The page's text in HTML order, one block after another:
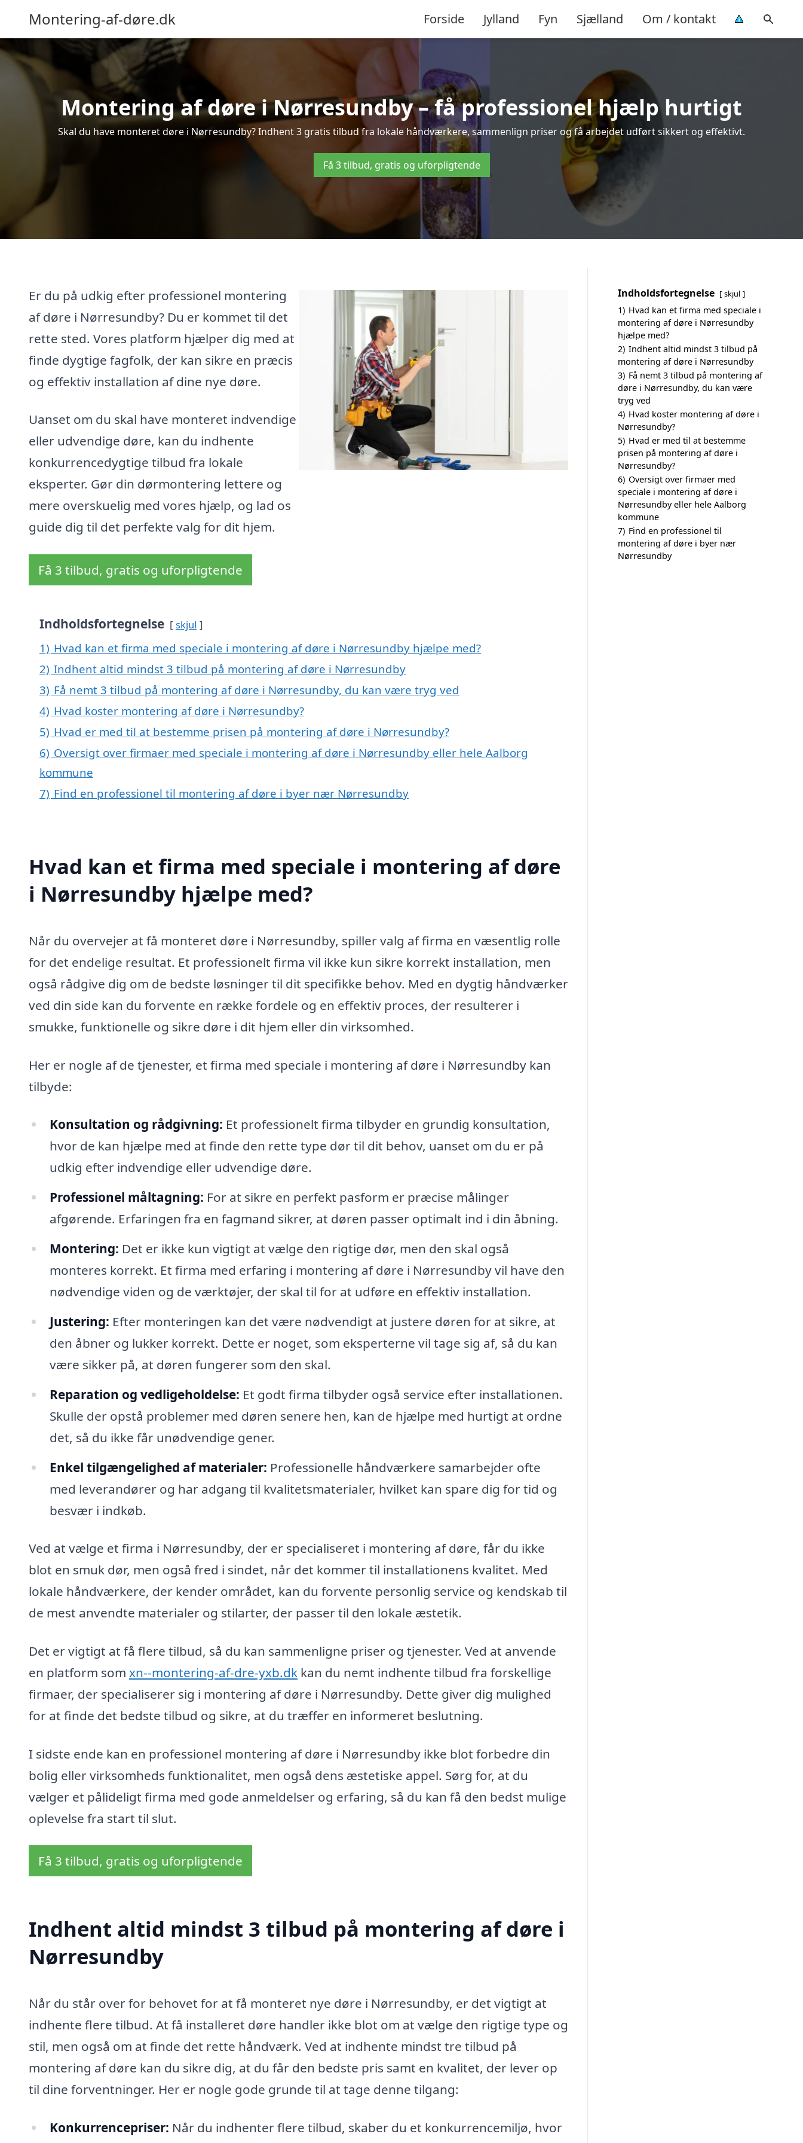
Montering-af-døre.dk Forside Jylland Fyn Sjælland Om / kontakt
Montering af døre i Nørresundby – få professionel hjælp hurtigt
Skal du have monteret døre i Nørresundby? Indhent 3 gratis tilbud fra lokale håndværkere, sammenlign priser og få arbejdet udført sikkert og effektivt.
Få 3 tilbud, gratis og uforpligtende
Er du på udkig efter professionel montering
af døre i Nørresundby? Du er kommet til det
rette sted. Vores platform hjælper dig med at
finde dygtige fagfolk, der kan sikre en præcis
og effektiv installation af dine nye døre.
Uanset om du skal have monteret indvendige
eller udvendige døre, kan du indhente
konkurrencedygtige tilbud fra lokale
eksperter. Gør din dørmontering lettere og
mere overskuelig med vores hjælp, og lad os
guide dig til det perfekte valg for dit hjem.
Få 3 tilbud, gratis og uforpligtende
Indholdsfortegnelse skjul
1) Hvad kan et firma med speciale i montering af døre i Nørresundby hjælpe med?
2) Indhent altid mindst 3 tilbud på montering af døre i Nørresundby
3) Få nemt 3 tilbud på montering af døre i Nørresundby, du kan være tryg ved
4) Hvad koster montering af døre i Nørresundby?
5) Hvad er med til at bestemme prisen på montering af døre i Nørresundby?
6) Oversigt over firmaer med speciale i montering af døre i Nørresundby eller hele Aalborg
kommune
7) Find en professionel til montering af døre i byer nær Nørresundby
Hvad kan et firma med speciale i montering af døre
i Nørresundby hjælpe med?
Når du overvejer at få monteret døre i Nørresundby, spiller valg af firma en væsentlig rolle
for det endelige resultat. Et professionelt firma vil ikke kun sikre korrekt installation, men
også rådgive dig om de bedste løsninger til dit specifikke behov. Med en dygtig håndværker
ved din side kan du forvente en række fordele og en effektiv proces, der resulterer i
smukke, funktionelle og sikre døre i dit hjem eller din virksomhed.
Her er nogle af de tjenester, et firma med speciale i montering af døre i Nørresundby kan
tilbyde:
Konsultation og rådgivning: Et professionelt firma tilbyder en grundig konsultation,
hvor de kan hjælpe med at finde den rette type dør til dit behov, uanset om du er på
udkig efter indvendige eller udvendige døre.
Professionel måltagning: For at sikre en perfekt pasform er præcise målinger
afgørende. Erfaringen fra en fagmand sikrer, at døren passer optimalt ind i din åbning.
Montering: Det er ikke kun vigtigt at vælge den rigtige dør, men den skal også
monteres korrekt. Et firma med erfaring i montering af døre i Nørresundby vil have den
nødvendige viden og de værktøjer, der skal til for at udføre en effektiv installation.
Justering: Efter monteringen kan det være nødvendigt at justere døren for at sikre, at
den åbner og lukker korrekt. Dette er noget, som eksperterne vil tage sig af, så du kan
være sikker på, at døren fungerer som den skal.
Reparation og vedligeholdelse: Et godt firma tilbyder også service efter installationen.
Skulle der opstå problemer med døren senere hen, kan de hjælpe med hurtigt at ordne
det, så du ikke får unødvendige gener.
Enkel tilgængelighed af materialer: Professionelle håndværkere samarbejder ofte
med leverandører og har adgang til kvalitetsmaterialer, hvilket kan spare dig for tid og
besvær i indkøb.
Ved at vælge et firma i Nørresundby, der er specialiseret i montering af døre, får du ikke
blot en smuk dør, men også fred i sindet, når det kommer til installationens kvalitet. Med
lokale håndværkere, der kender området, kan du forvente personlig service og kendskab til
de mest anvendte materialer og stilarter, der passer til den lokale æstetik.
Det er vigtigt at få flere tilbud, så du kan sammenligne priser og tjenester. Ved at anvende
en platform som xn--montering-af-dre-yxb.dk kan du nemt indhente tilbud fra forskellige
firmaer, der specialiserer sig i montering af døre i Nørresundby. Dette giver dig mulighed
for at finde det bedste tilbud og sikre, at du træffer en informeret beslutning.
I sidste ende kan en professionel montering af døre i Nørresundby ikke blot forbedre din
bolig eller virksomheds funktionalitet, men også dens æstetiske appel. Sørg for, at du
vælger et pålideligt firma med gode anmeldelser og erfaring, så du kan få den bedst mulige
oplevelse fra start til slut.
Få 3 tilbud, gratis og uforpligtende
Indhent altid mindst 3 tilbud på montering af døre i
Nørresundby
Når du står over for behovet for at få monteret nye døre i Nørresundby, er det vigtigt at
indhente flere tilbud. At få installeret døre handler ikke blot om at vælge den rigtige type og
stil, men også om at finde det rette håndværk. Ved at indhente mindst tre tilbud på
montering af døre kan du sikre dig, at du får den bedste pris samt en kvalitet, der lever op
til dine forventninger. Her er nogle gode grunde til at tage denne tilgang:
Konkurrencepriser: Når du indhenter flere tilbud, skaber du et konkurrencemiljø, hvor
Indholdsfortegnelse skjul
1) Hvad kan et firma med speciale i
montering af døre i Nørresundby
hjælpe med?
2) Indhent altid mindst 3 tilbud på
montering af døre i Nørresundby
3) Få nemt 3 tilbud på montering af
døre i Nørresundby, du kan være
tryg ved
4) Hvad koster montering af døre i
Nørresundby?
5) Hvad er med til at bestemme
prisen på montering af døre i
Nørresundby?
6) Oversigt over firmaer med
speciale i montering af døre i
Nørresundby eller hele Aalborg
kommune
7) Find en professionel til
montering af døre i byer nær
Nørresundby